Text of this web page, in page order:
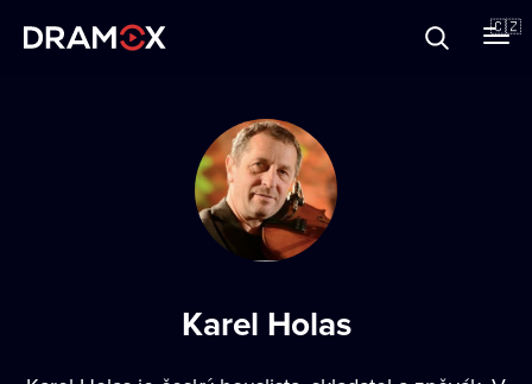
🇨🇿
Karel Holas